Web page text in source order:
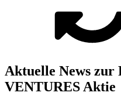
Aktuelle News
VENTURES Aktie